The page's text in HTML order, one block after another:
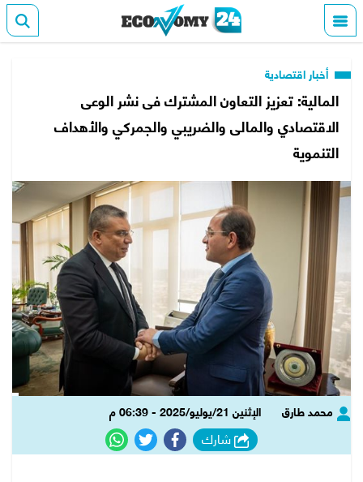
أخبار اقتصادية
المالية: تعزيز التعاون المشترك فى نشر الوعى
الاقتصادي والمالى والضريبي والجمركي والأهداف
التنموية
محمد طارق الإثنين 21/يوليو/2025 - 06:39 م
شارك